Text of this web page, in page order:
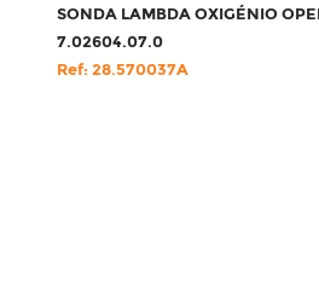
SONDA LAMBDA OXIGÉNIO
7.02604.07.0
Ref: 28.570037A